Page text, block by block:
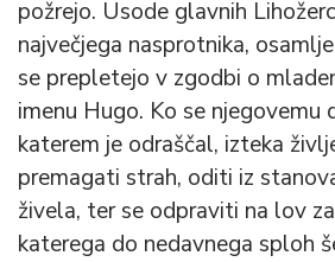
požrejo. Usode glavnih
največjega nasprotnika,
se prepletejo v zgodbi o
imenu Hugo. Ko se njegovemu
katerem je odraščal, izteka
premagati strah, oditi iz
živela, ter se odpraviti na lov
katerega do nedavnega sploh